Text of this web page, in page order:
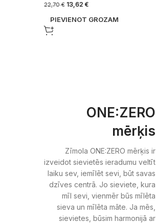
22,70€ 13,62€
PIEVIENOT GROZAM
ONE:ZERO
mērķis
Zīmola ONE:ZERO mērķis ir
izveidot sievietēs ieradumu veltīt
laiku sev, iemīlēt sevi, būt savas
dzīves centrā. Jo sieviete, kura
mīl sevi, vienmēr būs mīlēta
sieva un mīlēta māte. Ja mēs,
sievietes, būsim harmonijā ar